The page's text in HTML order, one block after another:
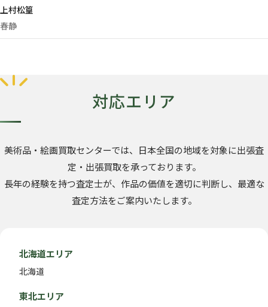
上村松篁
春静
対応エリア
美術品・絵画買取センターでは、日本全国の地域を対象に出張査
定・出張買取を承っております。
長年の経験を持つ査定士が、作品の価値を適切に判断し、最適な
査定方法をご案内いたします。
北海道エリア
北海道
東北エリア